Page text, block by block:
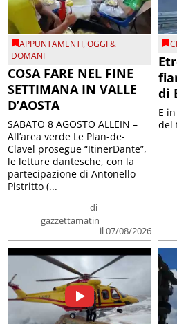
APPUNTAMENTI,OGGI &
DOMANI
COSA FARE NEL FINE
SETTIMANA IN VALLE
D’AOSTA
di
gazzettamatin
il 07/08/2026
SABATO 8 AGOSTO ALLEIN –
All’area verde Le Plan-de-
Clavel prosegue “ItinerDante”,
le letture dantesche, con la
partecipazione di Antonello
Pistritto (...
di
E
del